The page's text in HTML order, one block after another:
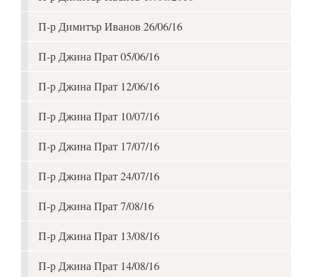
П-р Димитър Иванов 26/06/16
П-р Джина Прат 05/06/16
П-р Джина Прат 12/06/16
П-р Джина Прат 10/07/16
П-р Джина Прат 17/07/16
П-р Джина Прат 24/07/16
П-р Джина Прат 7/08/16
П-р Джина Прат 13/08/16
П-р Джина Прат 14/08/16